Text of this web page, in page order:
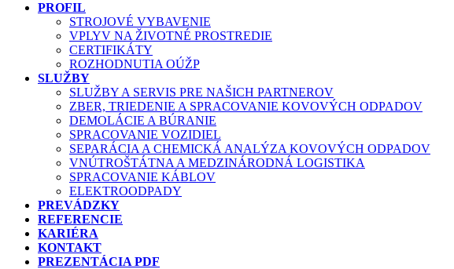
PROFIL
STROJOVÉ VYBAVENIE
VPLYV NA ŽIVOTNÉ PROSTREDIE
CERTIFIKÁTY
ROZHODNUTIA OÚŽP
SLUŽBY
SLUŽBY A SERVIS PRE NAŠICH PARTNEROV
ZBER, TRIEDENIE A SPRACOVANIE KOVOVÝCH ODPADOV
DEMOLÁCIE A BÚRANIE
SPRACOVANIE VOZIDIEL
SEPARÁCIA A CHEMICKÁ ANALÝZA KOVOVÝCH ODPADOV
VNÚTROŠTÁTNA A MEDZINÁRODNÁ LOGISTIKA
SPRACOVANIE KÁBLOV
ELEKTROODPADY
PREVÁDZKY
REFERENCIE
KARIÉRA
KONTAKT
PREZENTÁCIA PDF